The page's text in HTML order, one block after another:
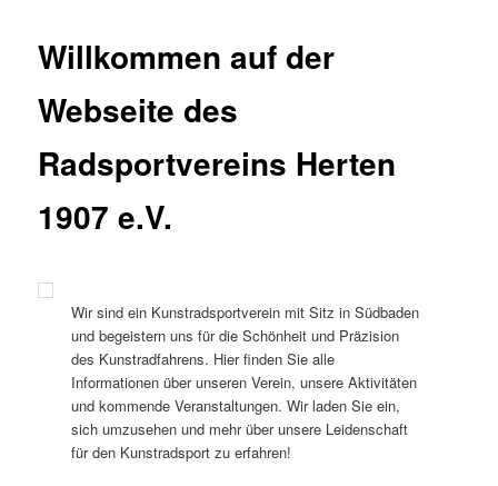
Willkommen auf der
Webseite des
Radsportvereins Herten
1907 e.V.
Wir sind ein Kunstradsportverein mit Sitz in Südbaden
und begeistern uns für die Schönheit und Präzision
des Kunstradfahrens. Hier finden Sie alle
Informationen über unseren Verein, unsere Aktivitäten
und kommende Veranstaltungen. Wir laden Sie ein,
sich umzusehen und mehr über unsere Leidenschaft
für den Kunstradsport zu erfahren!